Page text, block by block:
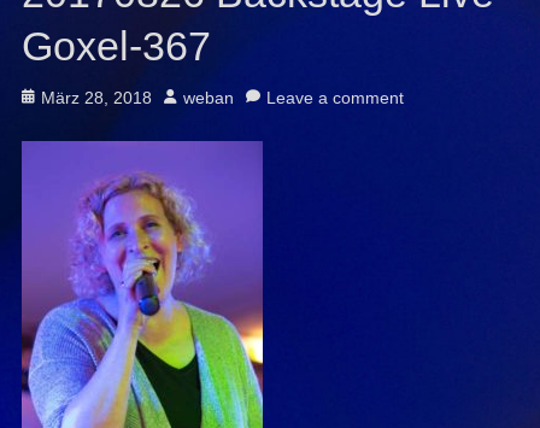
Goxel-367
Posted
März 28, 2018 Author
weban Leave a comment